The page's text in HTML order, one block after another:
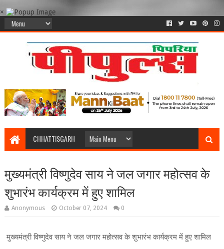
×
CHHATTISGARH
मुख्यमंत्री विष्णुदेव साय ने जल जगार महोत्सव के
शुभारंभ कार्यक्रम में हुए शामिल
Anonymous October 07, 2024 0
मुख्यमंत्री विष्णुदेव साय ने जल जगार महोत्सव के शुभारंभ कार्यक्रम में हुए शामिल